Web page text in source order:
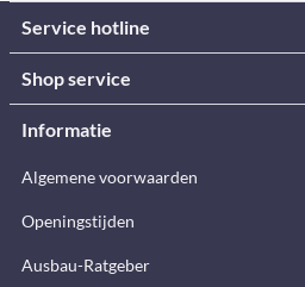
Service hotline
Shop service
Informatie
Algemene voorwaarden
Openingstijden
Ausbau-Ratgeber